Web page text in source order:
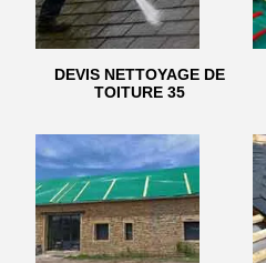
DEVIS NETTOYAGE DE
TOITURE 35